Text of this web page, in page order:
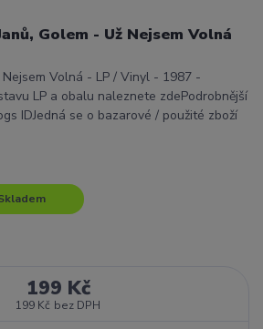
Golem - Už Nejsem Volná
Nejsem Volná - LP / Vinyl - 1987 -
LP a obalu naleznete zdePodrobnější
IDJedná se o bazarové / použité zboží
199 Kč
199 Kč bez DPH